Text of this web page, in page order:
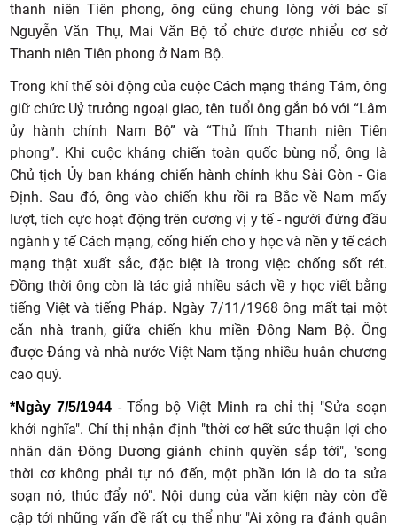
thanh niên Tiên phong, ông cũng chung lòng với bác sĩ
Nguyễn Vǎn Thụ, Mai Vǎn Bộ tổ chức được nhiểu cơ sở
Thanh niên Tiên phong ở Nam Bộ.
Trong khí thế sôi động của cuộc Cách mạng tháng Tám, ông
giữ chức Uỷ trưởng ngoại giao, tên tuổi ông gắn bó với “Lâm
ủy hành chính Nam Bộ” và “Thủ lĩnh Thanh niên Tiên
phong”. Khi cuộc kháng chiến toàn quốc bùng nổ, ông là
Chủ tịch Ủy ban kháng chiến hành chính khu Sài Gòn - Gia
Định. Sau đó, ông vào chiến khu rồi ra Bắc về Nam mấy
lượt, tích cực hoạt động trên cương vị y tế - người đứng đầu
ngành y tế Cách mạng, cống hiến cho y học và nền y tế cách
mạng thật xuất sắc, đặc biệt là trong việc chống sốt rét.
Đồng thời ông còn là tác giả nhiều sách về y học viết bằng
tiếng Việt và tiếng Pháp. Ngày 7/11/1968 ông mất tại một
cǎn nhà tranh, giữa chiến khu miền Đông Nam Bộ. Ông
được Đảng và nhà nước Việt Nam tặng nhiều huân chương
cao quý.
*Ngày 7/5/1944- Tổng bộ Việt Minh ra chỉ thị "Sửa soạn
khởi nghĩa". Chỉ thị nhận định "thời cơ hết sức thuận lợi cho
nhân dân Đông Dương giành chính quyền sắp tới", "song
thời cơ không phải tự nó đến, một phần lớn là do ta sửa
soạn nó, thúc đẩy nó". Nội dung của vǎn kiện này còn đề
cập tới những vấn đề rất cụ thể như "Ai xông ra đánh quân